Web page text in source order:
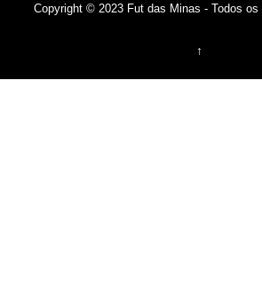
Copyright © 2023 Fut das Minas - Todos os
↑